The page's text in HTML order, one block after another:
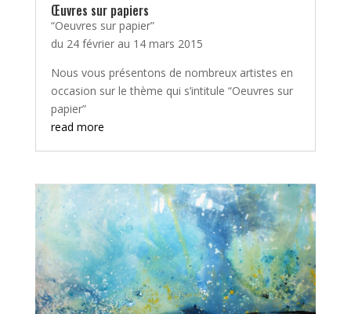
Œuvres sur papiers
“Oeuvres sur papier”
du 24 février au 14 mars 2015
Nous vous présentons de nombreux artistes en
occasion sur le thème qui s’intitule “Oeuvres sur
papier”
read more